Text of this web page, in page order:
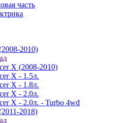
часть
2010)
X (2008-2010)
X - 1.5л.
X - 1.8л.
X - 2.0л.
X - 2.0л. - Turbo 4wd
2018)